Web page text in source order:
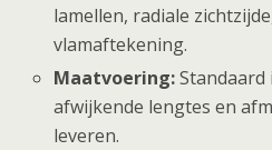
lamellen, radiale
vlamaftekening.
Maatvoering:Standaard
afwijkende lengtes en
leveren.